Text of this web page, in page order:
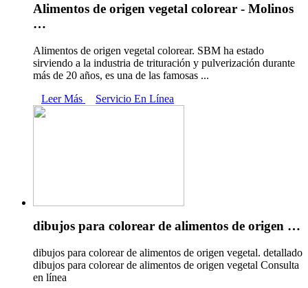
Alimentos de origen vegetal colorear - Molinos
…
Alimentos de origen vegetal colorear. SBM ha estado
sirviendo a la industria de trituración y pulverización durante
más de 20 años, es una de las famosas ...
Leer Más
Servicio En Línea
dibujos para colorear de alimentos de origen …
dibujos para colorear de alimentos de origen vegetal. detallado
dibujos para colorear de alimentos de origen vegetal Consulta
en línea